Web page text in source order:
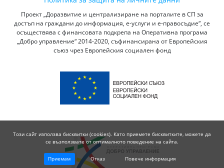
Проект „Доразвитие и централизиране на порталите в СП за
достъп на граждани до информация, е-услуги и е-правосъдие“, се
осъществява с финансовата подкрепа на Оперативна програма
„Добро управление“ 2014-2020, съфинансирана от Европейския
съюз чрез Европейския социален фонд
Този сайт използва бисквитки (cookies). Като приемете бисквитките, можете да
се възползвате от оптималното поведение на сайта.
Приемам Отказ Повече информация